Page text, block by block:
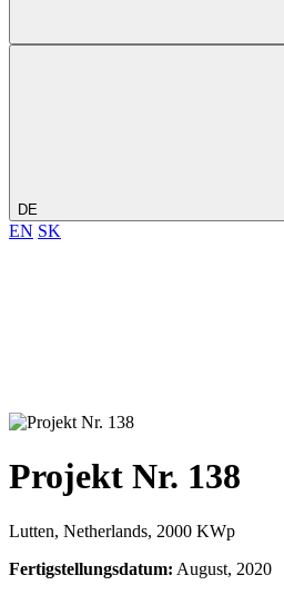
DE
EN SK
Projekt Nr. 138
Lutten, Netherlands, 2000 KWp
Fertigstellungsdatum: August, 2020